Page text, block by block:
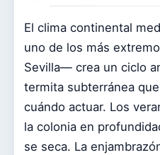
El clima continental
uno de los más
Sevilla— crea un ciclo
termita subterránea
cuándo actuar. Los
la colonia en
se seca. La